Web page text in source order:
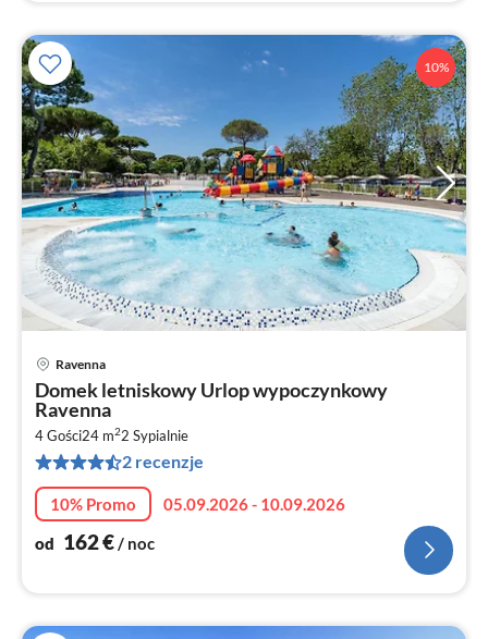
10%
Ravenna
Domek letniskowy Urlop wypoczynkowy
Ravenna
4 Gości24 m22 Sypialnie
2 recenzje
10% Promo
05.09.2026 - 10.09.2026
od 162€/ noc